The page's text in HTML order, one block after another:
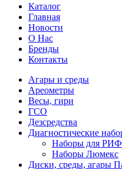
Каталог
Главная
Новости
О Нас
Бренды
Контакты
Агары и среды
Ареометры
Весы, гири
ГСО
Дезсредства
Диагностические
Наборы для РИФ
Наборы Люмекс
Диски, среды, агары